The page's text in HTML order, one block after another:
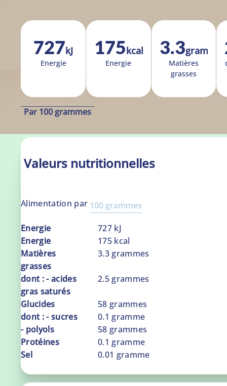
727kJ
Ener­gie
175kcal
Ener­gie
3.3grammes
Ma­tières
grasses
Par 100 grammes
Valeurs nutritionnelles
Alimentation par 100 grammes
grammes
Energie 727 kJ
Energie
175 kcal
Matières
grasses
3.3 grammes
dont : - acides
gras saturés
2.5 grammes
Glucides 58 grammes
dont : - sucres
0.1 gramme
- polyols
58 grammes
Protéines
0.1 gramme
Sel
0.01 gramme